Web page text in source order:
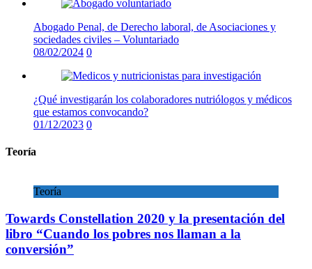
Abogado Penal, de Derecho laboral, de Asociaciones y
sociedades civiles – Voluntariado
08/02/2024 0
¿Qué investigarán los colaboradores nutriólogos y médicos
que estamos convocando?
01/12/2023 0
Teoría
Teoría
Towards Constellation 2020 y la presentación del
libro “Cuando los pobres nos llaman a la
conversión”